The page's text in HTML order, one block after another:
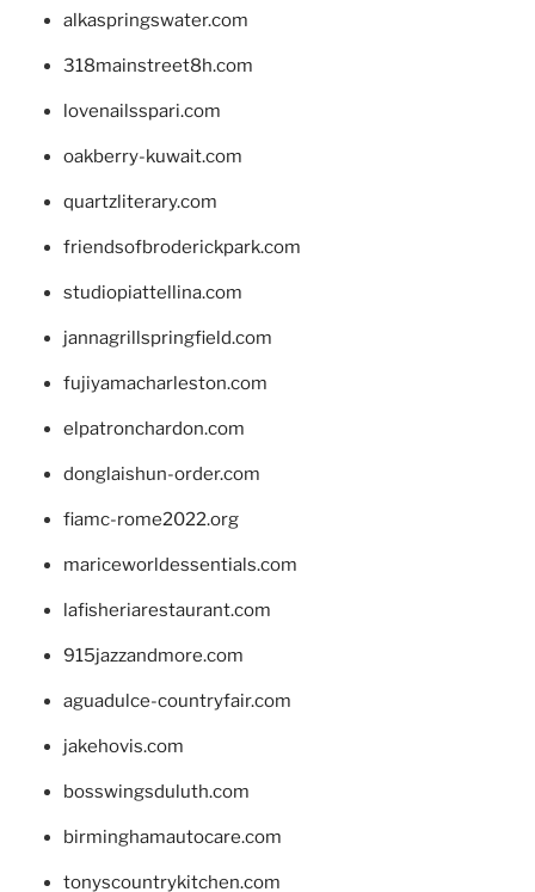
alkaspringswater.com
318mainstreet8h.com
lovenailsspari.com
oakberry-kuwait.com
quartzliterary.com
friendsofbroderickpark.com
studiopiattellina.com
jannagrillspringfield.com
fujiyamacharleston.com
elpatronchardon.com
donglaishun-order.com
fiamc-rome2022.org
mariceworldessentials.com
lafisheriarestaurant.com
915jazzandmore.com
aguadulce-countryfair.com
jakehovis.com
bosswingsduluth.com
birminghamautocare.com
tonyscountrykitchen.com